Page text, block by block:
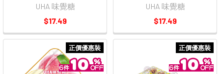
UHA 味覺糖
$17.49
UHA 味覺糖
$17.49
正價優惠裝 正價優惠裝